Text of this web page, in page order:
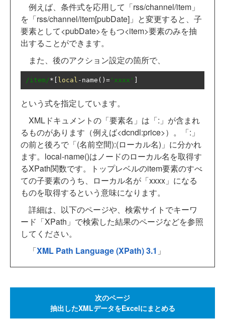
例えば、条件式を応用して「rss/channel/item」
を「rss/channel/item[pubDate]」と変更すると、子
要素として<pubDate>をもつ<item>要素のみを抽
出することができます。
また、後のアクション設定の箇所で、
/item/*[ local - name ()= 'xxxx'
という式を指定しています。
XMLドキュメントの「要素名」は「:」が含まれ
るものがあります（例えば<dcndl:price>）。「:」
の前と後ろで「(名前空間):(ローカル名)」に分かれ
ます。local-name()はノードのローカル名を取得す
るXPath関数です。トップレベルのitem要素のすべ
ての子要素のうち、ローカル名が「xxxx」になる
ものを取得するという意味になります。
詳細は、以下のページや、検索サイトでキーワ
ード「XPath」で検索した結果のページなどを参照
してください。
「XML Path Language (XPath) 3.1 」
次のページ
抽出したXMLデータをExcelにまとめる